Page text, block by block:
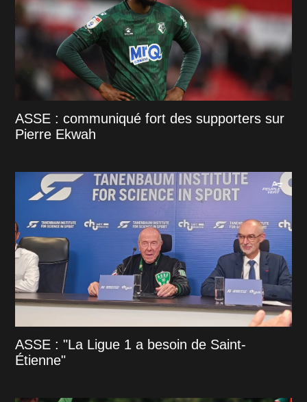
ASSE : communiqué fort des supporters sur
Pierre Ekwah
ASSE : "La Ligue 1 a besoin de Saint-
Étienne"